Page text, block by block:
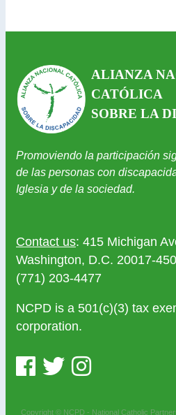
ALIANZA
CATÓLICA
SOBRE LA
Promoviendo la participación
de las personas con
Iglesia y de la sociedad.
Contact us: 415 Michigan
Washington, D.C. 20017-
(771) 203-4477
NCPD is a 501(c)(3) tax
corporation.
Copyright © NCPD - National Catholic